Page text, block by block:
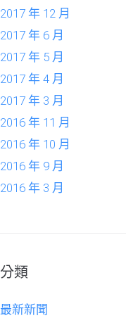
2017 年 12 月
2017 年 6 月
2017 年 5 月
2017 年 4 月
2017 年 3 月
2016 年 11 月
2016 年 10 月
2016 年 9 月
2016 年 3 月
分類
最新新聞